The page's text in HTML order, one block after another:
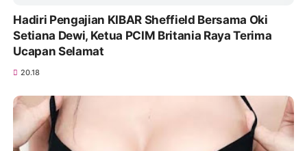
Hadiri Pengajian KIBAR Sheffield Bersama Oki
Setiana Dewi, Ketua PCIM Britania Raya Terima
Ucapan Selamat
20.18